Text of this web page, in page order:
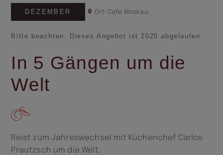
DEZEMBER Ort: Cafe Moskau
Bitte beachten: Dieses Angebot ist 2020 abgelaufen.
In 5 Gängen um die
Welt
Reist zum Jahreswechsel mit Küchenchef Carlos
Prautzsch um die Welt.